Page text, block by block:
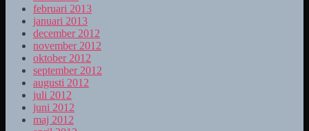
februari 2013
januari 2013
december 2012
november 2012
oktober 2012
september 2012
augusti 2012
juli 2012
juni 2012
maj 2012